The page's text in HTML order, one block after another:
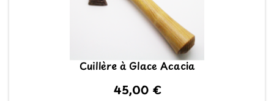
Cuillère à Glace Acacia
45,00 €